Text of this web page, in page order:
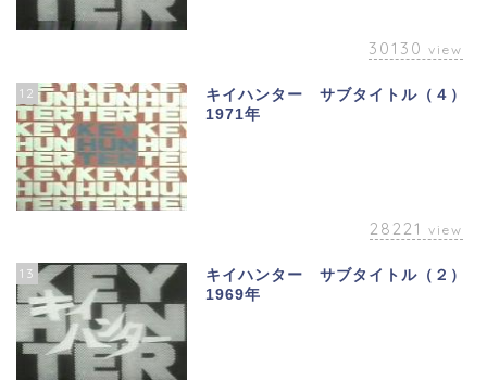
30130 view
12
キイハンター サブタイトル（４）
1971年
28221 view
13
キイハンター サブタイトル（２）
1969年